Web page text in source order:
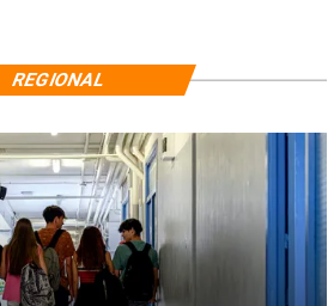
REGIONAL